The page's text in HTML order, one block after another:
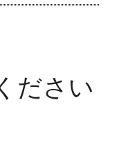
ださい